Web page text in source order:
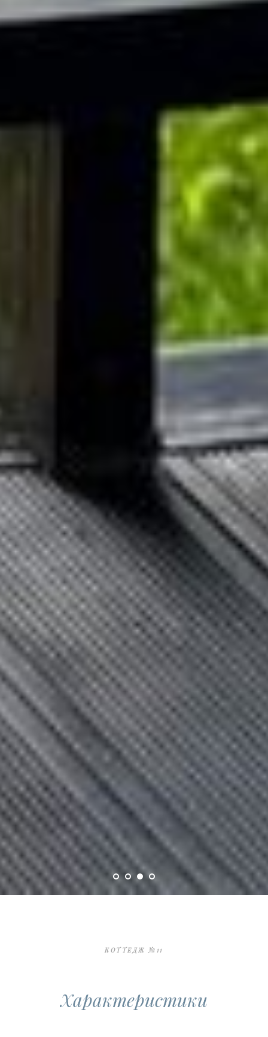
КОТТЕДЖ №11
Характеристики